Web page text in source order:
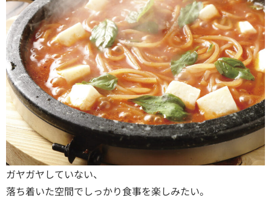
ガヤガヤしていない、
落ち着いた空間でしっかり食事を楽しみたい。